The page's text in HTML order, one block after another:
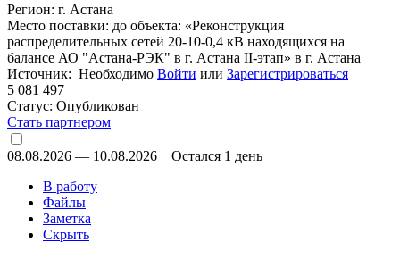
Регион: г. Астана
Место поставки: до объекта: «Реконструкция
распределительных сетей 20-10-0,4 кВ находящихся на
балансе АО "Астана-РЭК" в г. Астана II-этап» в г. Астана
Источник: Необходимо Войти или Зарегистрироваться
5 081 497
Статус: Опубликован
Стать партнером
08.08.2026 — 10.08.2026
Остался 1 день
В работу
Файлы
Заметка
Скрыть